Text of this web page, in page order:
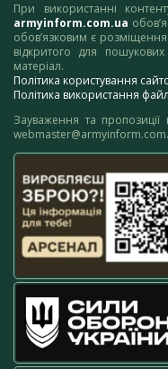
При використанні
armyinform.com.ua
обов’язковим є
відкритого для
матеріал.
Політика користування
Політика використання
Зауваження та